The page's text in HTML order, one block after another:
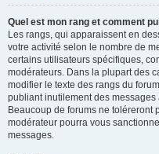
Quel est mon rang et comment
Les rangs, qui apparaissent en
votre activité selon le nombre de
certains utilisateurs spécifiques,
modérateurs. Dans la plupart des
modifier le texte des rangs du
publiant inutilement des messages
Beaucoup de forums ne toléreront
modérateur pourra vous
messages.